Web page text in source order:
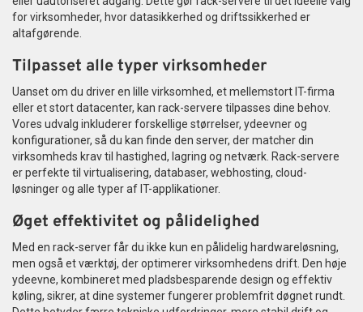
for virksomheder, hvor datasikkerhed og driftssikkerhed er
altafgørende.
Tilpasset alle typer virksomheder
Uanset om du driver en lille virksomhed, et mellemstort IT-firma
eller et stort datacenter, kan rack-servere tilpasses dine behov.
Vores udvalg inkluderer forskellige størrelser, ydeevner og
konfigurationer, så du kan finde den server, der matcher din
virksomheds krav til hastighed, lagring og netværk. Rack-servere
er perfekte til virtualisering, databaser, webhosting, cloud-
løsninger og alle typer af IT-applikationer.
Øget effektivitet og pålidelighed
Med en rack-server får du ikke kun en pålidelig hardwareløsning,
men også et værktøj, der optimerer virksomhedens drift. Den høje
ydeevne, kombineret med pladsbesparende design og effektiv
køling, sikrer, at dine systemer fungerer problemfrit døgnet rundt.